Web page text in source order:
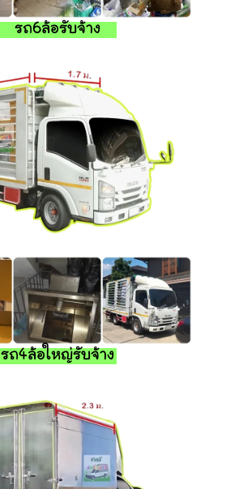
รถ6ล้อรับจ้าง
รถ4ล้อใหญ่รับจ้าง